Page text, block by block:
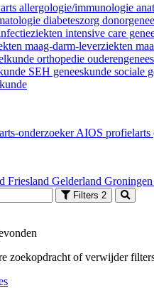
allergologie/immunologie
diabeteszorg
intensive care
maag-darm-leverziekten
orthopedie
SEH geneeskunde sociale
arts-onderzoekerAIOS
Friesland Gelderland Groningen
Filters 2
zoekopdracht of verwijder